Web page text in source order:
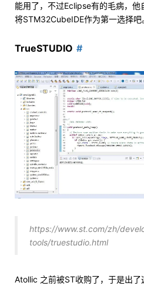
能用了，不过Eclipse有的毛病，
将STM32CubeIDE作为第一选择吧
TrueSTUDIO
https://www.st.com/zh/
tools/truestudio.html
Atollic 之前被ST收购了，于是出